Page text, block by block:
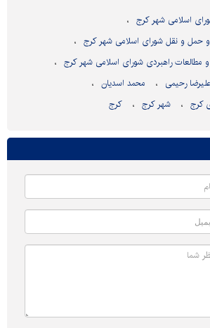
اسلامی شهر کرج
حمل و نقل شورای اسلامی شهر کرج
راهبردی شورای اسلامی شهر کرج
علیرضا رحیمی
محمد اسدیان
کرج
شهر کرج کرج